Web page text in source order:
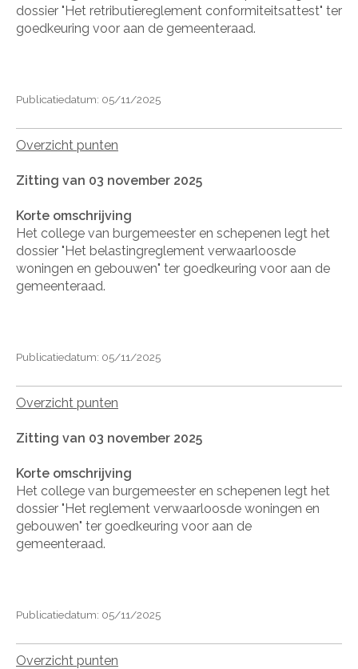
dossier "Het retributiereglement conformiteitsattest" ter
goedkeuring voor aan de gemeenteraad.
Publicatiedatum: 05/11/2025
Overzicht punten
Zitting van 03 november 2025
Korte omschrijving
Het college van burgemeester en schepenen legt het
dossier "Het belastingreglement verwaarloosde
woningen en gebouwen" ter goedkeuring voor aan de
gemeenteraad.
Publicatiedatum: 05/11/2025
Overzicht punten
Zitting van 03 november 2025
Korte omschrijving
Het college van burgemeester en schepenen legt het
dossier "Het reglement verwaarloosde woningen en
gebouwen" ter goedkeuring voor aan de
gemeenteraad.
Publicatiedatum: 05/11/2025
Overzicht punten